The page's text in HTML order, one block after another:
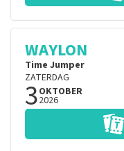
WAYLON
Time Jumper
ZATERDAG
3OKTOBER
2026